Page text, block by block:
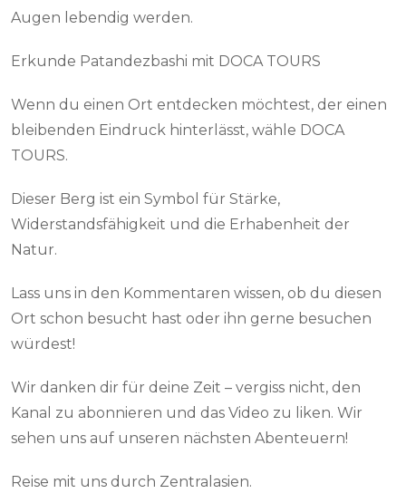
Augen lebendig werden.
Erkunde Patandezbashi mit DOCA TOURS
Wenn du einen Ort entdecken möchtest, der einen
bleibenden Eindruck hinterlässt, wähle DOCA
TOURS.
Dieser Berg ist ein Symbol für Stärke,
Widerstandsfähigkeit und die Erhabenheit der
Natur.
Lass uns in den Kommentaren wissen, ob du diesen
Ort schon besucht hast oder ihn gerne besuchen
würdest!
Wir danken dir für deine Zeit – vergiss nicht, den
Kanal zu abonnieren und das Video zu liken. Wir
sehen uns auf unseren nächsten Abenteuern!
Reise mit uns durch Zentralasien.